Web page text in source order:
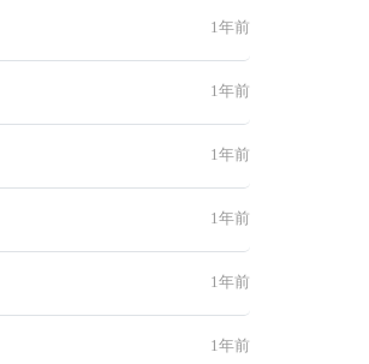
1年前
1年前
1年前
1年前
1年前
1年前